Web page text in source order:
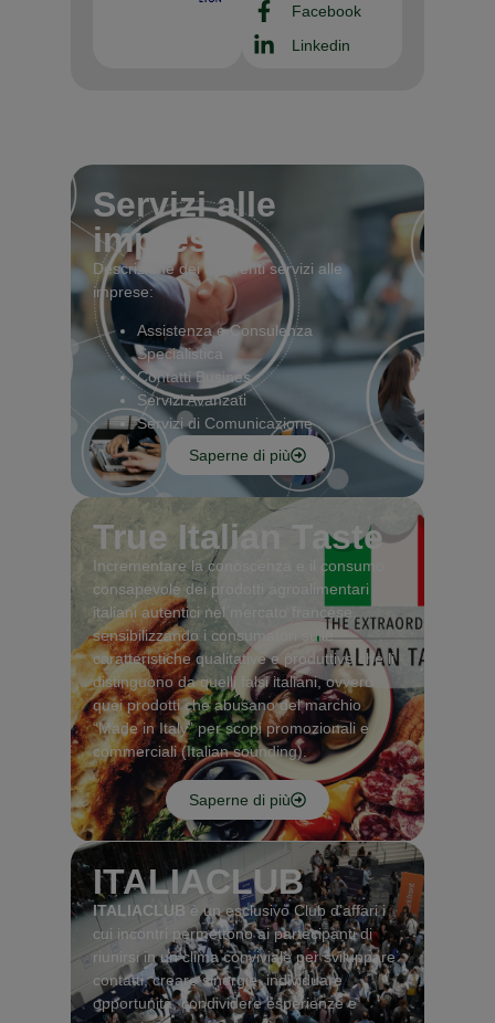
Facebook
Linkedin
Servizi alle
imprese
Descrizione dei differenti servizi alle
imprese:
Assistenza e Consulenza
Specialistica
Contatti Busines
Servizi Avanzati
Servizi di Comunicazione
Saperne di più
True Italian Taste
Incrementare la conoscenza e il consumo
consapevole dei prodotti agroalimentari
italiani autentici nel mercato francese,
sensibilizzando i consumatori sulle
caratteristiche qualitative e produttive che li
distinguono da quelli falsi italiani, ovvero
quei prodotti che abusano del marchio
“Made in Italy” per scopi promozionali e
commerciali (Italian sounding).
Saperne di più
ITALIACLUB
ITALIACLUB è un esclusivo Club d’affari i
cui incontri permettono ai partecipanti di
riunirsi in un clima conviviale per sviluppare
contatti, creare sinergie,individuare
opportunità, condividere esperienze e